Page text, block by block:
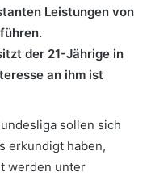
Leistungen von
der 21-Jährige in
an ihm ist
sollen sich
erkundigt haben,
werden unter